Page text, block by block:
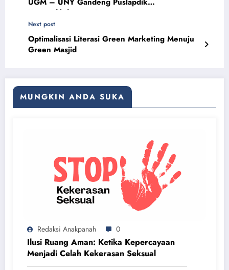
Kemendikdasmen RI
Next post
Optimalisasi Literasi Green Marketing Menuju
Green Masjid
MUNGKIN ANDA SUKA
Redaksi Anakpanah 0
Ilusi Ruang Aman: Ketika Kepercayaan
Menjadi Celah Kekerasan Seksual